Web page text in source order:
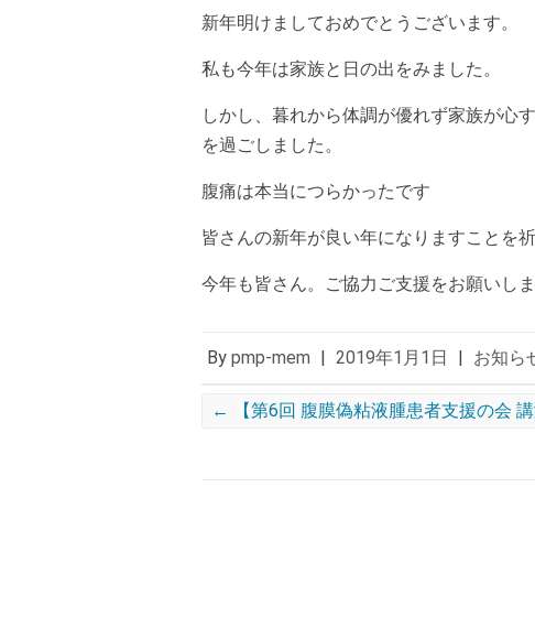
新年明けましておめでとうございます。
私も今年は家族と日の出をみました。
しかし、暮れから体調が優れず家族が心
を過ごしました。
腹痛は本当につらかったです
皆さんの新年が良い年になりますことを祈
今年も皆さん。ご協力ご支援をお願いし
By pmp-mem | 2019年1月1日 | お知ら
← 【第6回 腹膜偽粘液腫患者支援の会